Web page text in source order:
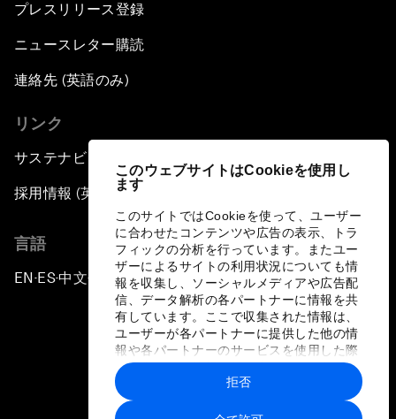
このウェブサイトはCookieを使用し
ます
このサイトではCookieを使って、ユーザー
に合わせたコンテンツや広告の表示、トラ
フィックの分析を行っています。またユー
ザーによるサイトの利用状況についても情
報を収集し、ソーシャルメディアや広告配
信、データ解析の各パートナーに情報を共
有しています。ここで収集された情報は、
ユーザーが各パートナーに提供した他の情
報や各パートナーのサービスを使用した際
に収集された情報と組み合わされ、各パー
トナーによって使用されることがありま
す。
拒否
プレスリリース登録
ニュースレター購読
連絡先 (英語のみ)
リンク
サステナビリティへの取り組み
採用情報 (英語のみ)
言語
EN ▪ ES▪中文▪ 日本語
プライバシーポリシーと利用規約